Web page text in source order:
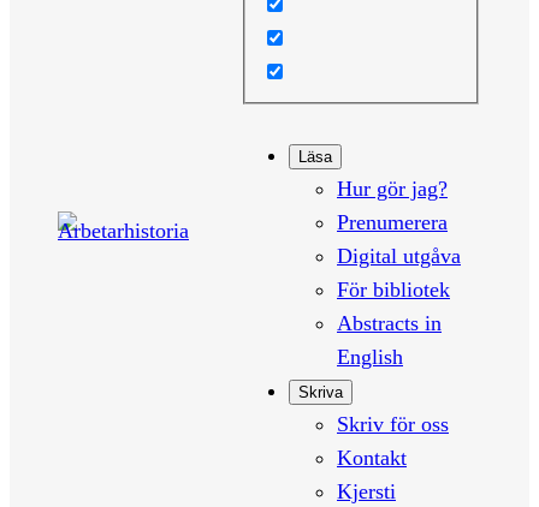
Läsa
Hur gör jag?
Prenumerera
Digital utgåva
För bibliotek
Abstracts in
English
Skriva
Skriv för oss
Kontakt
Kjersti